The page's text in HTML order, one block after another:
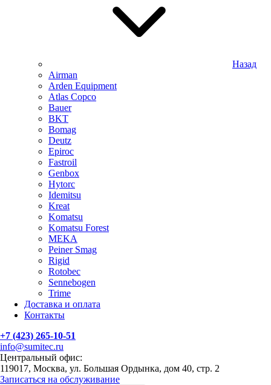
Назад
Airman
Arden Equipment
Atlas Сopco
Bauer
BKT
Bomag
Deutz
Epiroc
Fastroil
Genbox
Hytorc
Idemitsu
Kreat
Komatsu
Komatsu Forest
MEKA
Peiner Smag
Rigid
Rotobec
Sennebogen
Trime
Доставка и оплата
Контакты
+7 (423) 265-10-51
info@sumitec.ru
Центральный офис:
119017, Москва, ул. Большая Ордынка, дом 40, стр. 2
Записаться на обслуживание